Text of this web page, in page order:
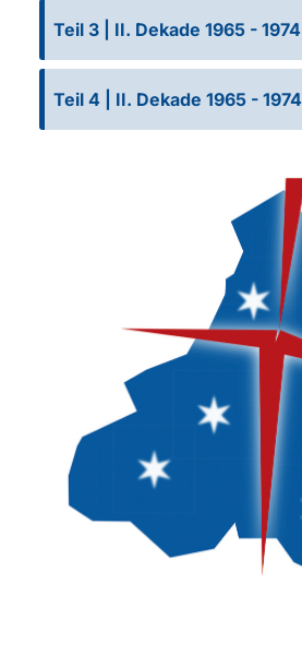
Teil 3 | II. Dekade 1965 - 1974
Teil 4 | II. Dekade 1965 - 1974